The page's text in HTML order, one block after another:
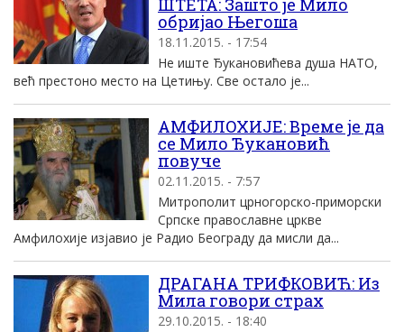
ШТЕТА: Зашто је Мило
обријао Његоша
18.11.2015. - 17:54
Не иште Ђукановићева душа НАТО,
већ престоно место на Цетињу. Све остало је...
АМФИЛОХИЈЕ: Време је да
се Мило Ђукановић
повуче
02.11.2015. - 7:57
Митрополит црногорско-приморски
Српске православне цркве
Амфилохије изјавио је Радио Београду да мисли да...
ДРАГАНА ТРИФКОВИЋ: Из
Мила говори страх
29.10.2015. - 18:40